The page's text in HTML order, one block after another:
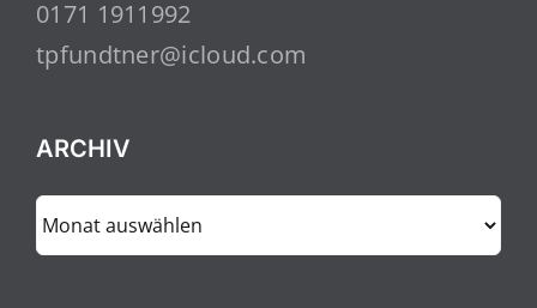
0171 1911992
tpfundtner@icloud.com
ARCHIV
ARCHIV